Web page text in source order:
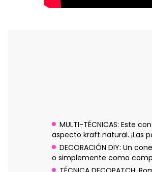
MULTI-TÉCNICAS: Este
aspecto kraft natural. ¡Las
DECORACIÓN DIY: Un
o simplemente como